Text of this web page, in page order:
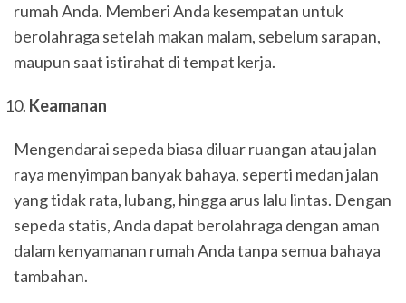
rumah Anda. Memberi Anda kesempatan untuk
berolahraga setelah makan malam, sebelum sarapan,
maupun saat istirahat di tempat kerja.
Keamanan
Mengendarai sepeda biasa diluar ruangan atau jalan
raya menyimpan banyak bahaya, seperti medan jalan
yang tidak rata, lubang, hingga arus lalu lintas. Dengan
sepeda statis, Anda dapat berolahraga dengan aman
dalam kenyamanan rumah Anda tanpa semua bahaya
tambahan.